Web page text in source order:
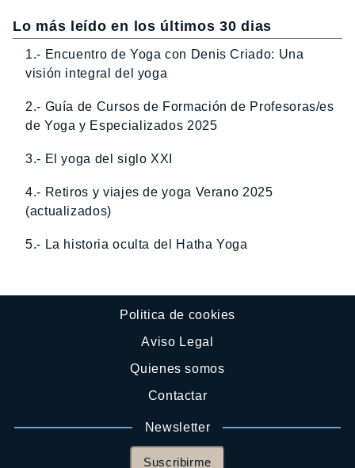
Lo más leído en los últimos 30 dias
1.- Encuentro de Yoga con Denis Criado: Una
visión integral del yoga
2.- Guía de Cursos de Formación de Profesoras/es
de Yoga y Especializados 2025
3.- El yoga del siglo XXI
4.- Retiros y viajes de yoga Verano 2025
(actualizados)
5.- La historia oculta del Hatha Yoga
Politica de cookies
Aviso Legal
Quienes somos
Contactar
Newsletter
Suscribirme